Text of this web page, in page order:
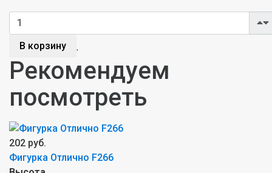
В корзину
Рекомендуем
посмотреть
202 руб.
Фигурка Отлично F266